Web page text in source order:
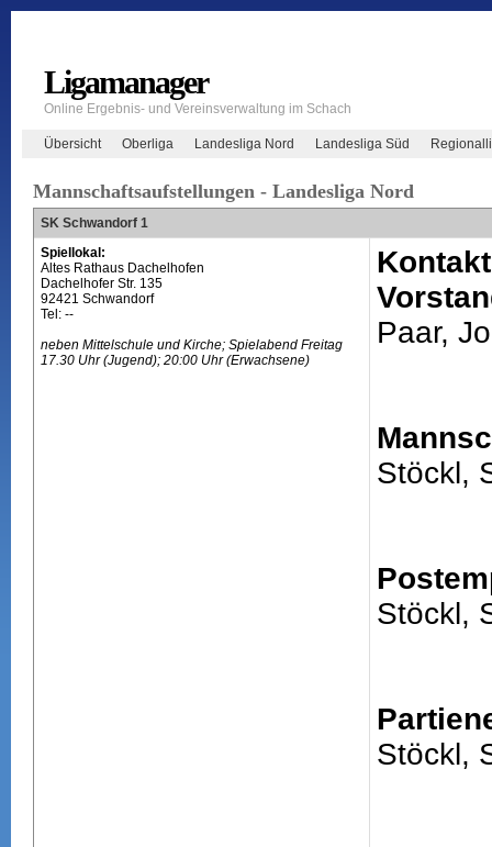
Ligamanager
Online Ergebnis- und Vereinsverwaltung im Schach
Übersicht Oberliga Landesliga Nord Landesliga Süd
Mannschaftsaufstellungen - Landesliga Nord
SK Schwandorf 1
Spiellokal:
Altes Rathaus Dachelhofen
Dachelhofer Str. 135
92421 Schwandorf
Tel: --
neben Mittelschule und Kirche; Spielabend Freitag
17.30 Uhr (Jugend); 20:00 Uhr (Erwachsene)
Paar,
Stöckl,
Stöckl,
Stöckl,